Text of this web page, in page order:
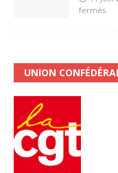
fermés
UNION